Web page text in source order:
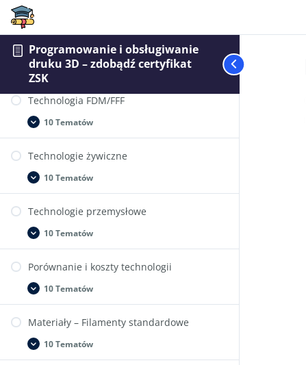
Programowanie i obsługiwanie
druku 3D – zdobądź certyfikat
ZSK
Wstęp i rola druku 3D
Rozwiń
Wstęp
i
rola
druku
10 Tematów
Technologia FDM/FFF
Rozwiń
Technologia
FDM/FFF
10 Tematów
Technologie żywiczne
Rozwiń
Technologie
żywiczne
10 Tematów
Technologie przemysłowe
Rozwiń
Technologie
przemysłowe
10 Tematów
Porównanie i koszty technologii
Rozwiń
Porównanie
i
technologii
10 Tematów
Materiały – Filamenty standardowe
Rozwiń
Materiały
–
10 Tematów